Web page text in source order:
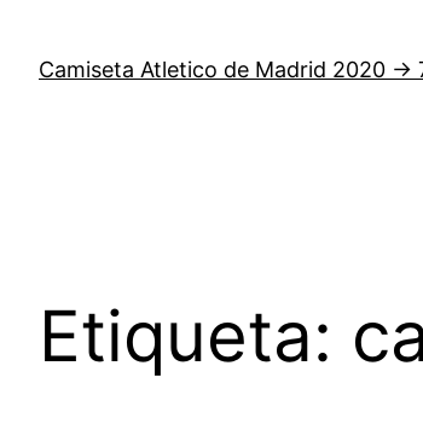
contenido
Camiseta Atletico de Madrid 2020 →
Etiqueta: